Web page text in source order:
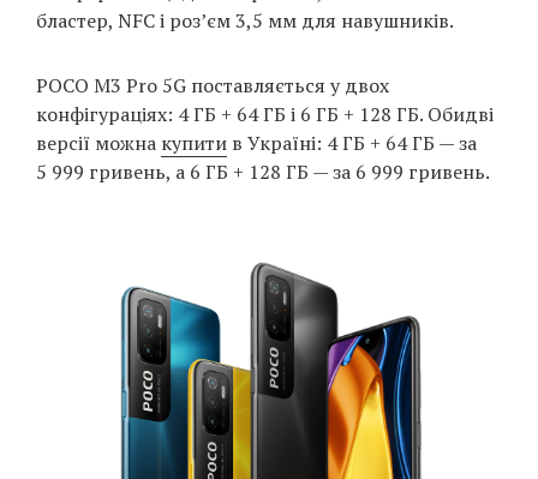
бластер, NFC і роз’єм 3,5 мм для навушників.
POCO M3 Pro 5G поставляється у двох
конфігураціях: 4 ГБ + 64 ГБ і 6 ГБ + 128 ГБ. Обидві
версії можна купити в Україні: 4 ГБ + 64 ГБ — за
5 999 гривень, а 6 ГБ + 128 ГБ — за 6 999 гривень.